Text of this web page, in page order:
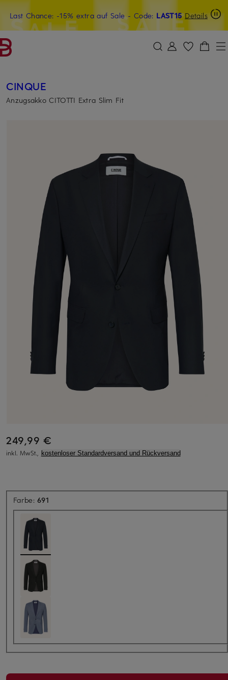
ZUM HAUPTINHALT ÜBERSPRINGEN ZUM SUCHFELD ÜBERSPRINGEN
Last Chance: -15% extra auf Sale- Code: LAST15 Details
15€-Willkommensgutschein mit Beyond sichern
CINQUE
Anzugsakko CITOTTI Extra Slim Fit
249,99 €
inkl. MwSt., kostenloser Standardversand und Rückversand
Farbe:691